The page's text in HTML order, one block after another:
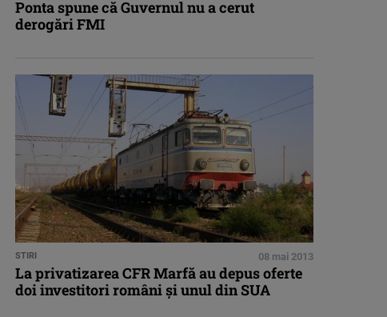
Ponta spune că Guvernul nu a cerut
derogări FMI
STIRI 08 mai 2013
La privatizarea CFR Marfă au depus oferte
doi investitori români şi unul din SUA